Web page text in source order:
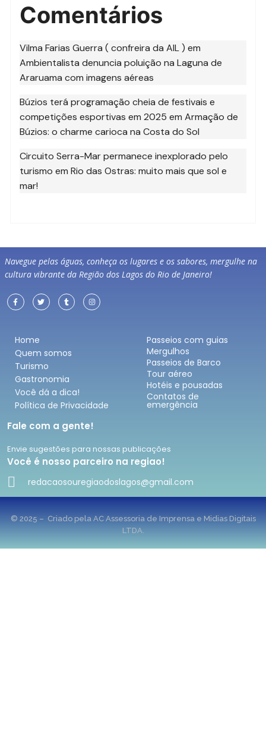
Comentários
Vilma Farias Guerra ( confreira da AIL ) em
Ambientalista denuncia poluição na Laguna de
Araruama com imagens aéreas
Búzios terá programação cheia de festivais e
competições esportivas em 2025 emArmação de
Búzios: o charme carioca na Costa do Sol
Circuito Serra-Mar permanece inexplorado pelo
turismo emRio das Ostras: muito mais que sol e
mar!
Navegue pelas águas, conheça os lugares e os sabores, mergulhe na
cultura vibrante da Região dos Lagos do Rio de Janeiro!
Home
Quem somos
Turismo
Gastronomia
Você dá a dica!
Política de Privacidade
Passeios com guias
Mergulhos
Passeios de Barco
Tour aéreo
Hotéis e pousadas
Contatos de
emergência
Fale com a gente!
Envie sugestões para nossas publicações
Você é nosso parceiro na regiao!
redacaosouregiaodoslagos@gmail.com
© 2025 – Criado pela AC Assessoria de Imprensa e Midias Digitais
LTDA.